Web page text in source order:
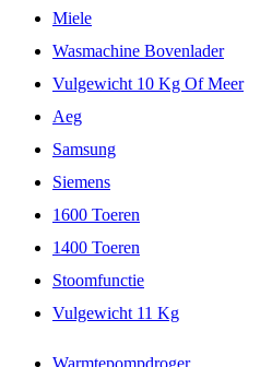
Miele
Wasmachine Bovenlader
Vulgewicht 10 Kg Of Meer
Aeg
Samsung
Siemens
1600 Toeren
1400 Toeren
Stoomfunctie
Vulgewicht 11 Kg
Warmtepompdroger